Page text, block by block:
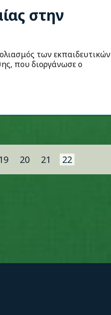
στην
των εκπαιδευτικών
που διοργάνωσε ο
19 20 21 22